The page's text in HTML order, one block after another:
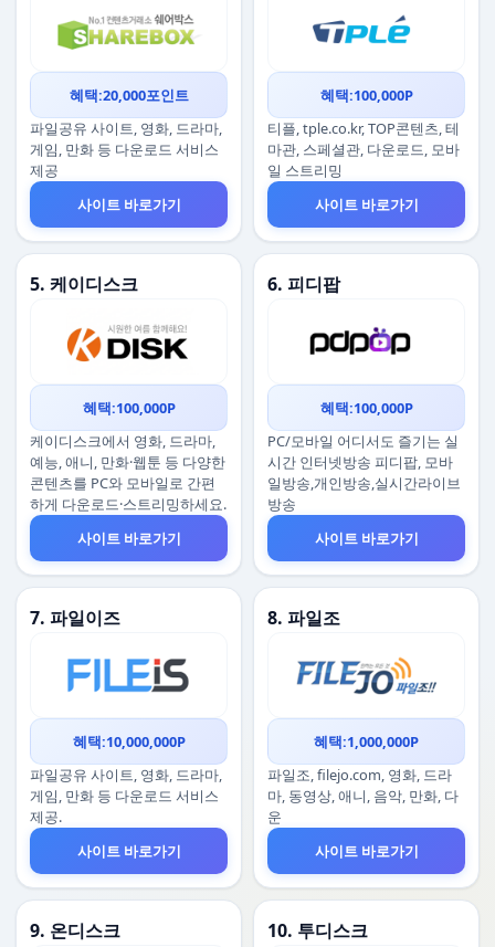
혜택:20,000포인트
파일공유 사이트, 영화, 드라마,
게임, 만화 등 다운로드 서비스
제공
사이트 바로가기
혜택:100,000P
티플, tple.co.kr, TOP콘텐츠, 테
마관, 스페셜관, 다운로드, 모바
일 스트리밍
사이트 바로가기
5. 케이디스크
혜택:100,000P
케이디스크에서 영화, 드라마,
예능, 애니, 만화·웹툰 등 다양한
콘텐츠를 PC와 모바일로 간편
하게 다운로드·스트리밍하세요.
사이트 바로가기
6. 피디팝
혜택:100,000P
PC/모바일 어디서도 즐기는 실
시간 인터넷방송 피디팝, 모바
일방송,개인방송,실시간라이브
방송
사이트 바로가기
7. 파일이즈
혜택:10,000,000P
파일공유 사이트, 영화, 드라마,
게임, 만화 등 다운로드 서비스
제공.
사이트 바로가기
8. 파일조
혜택:1,000,000P
파일조, filejo.com, 영화, 드라
마, 동영상, 애니, 음악, 만화, 다
운
사이트 바로가기
9. 온디스크 10. 투디스크